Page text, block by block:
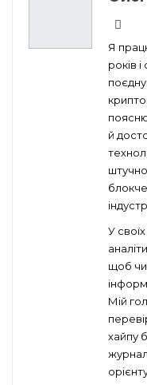
Я
років
й
У
щоб
Мій
хайпу